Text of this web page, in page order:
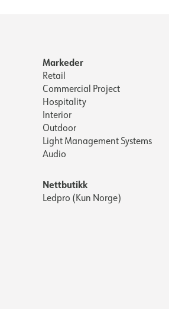
Markeder
Retail
Commercial Project
Hospitality
Interior
Outdoor
Light Management Systems
Audio
Nettbutikk
Ledpro (Kun Norge)